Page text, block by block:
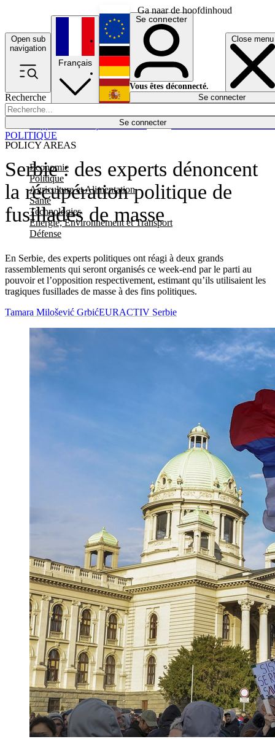
Ga naar de hoofdinhoud
Open sub
navigation
Close menu
Recherche
Se connecter
POLICY AREAS
Economie
Politique
Agriculture et Alimentation
Santé
Technologies
Energie, Environnement et Transport
Défense
Économie
Français
English
Deutsch
Español
Se connecter
Vous êtes déconnecté.
Se connecter
Serbie : des experts dénoncent
la récupération politique de
fusillades de masse
En Serbie, des experts politiques ont réagi à deux grands
rassemblements qui seront organisés ce week-end par le parti au
pouvoir et l’opposition respectivement, estimant qu’ils utilisaient les
tragiques fusillades de masse à des fins politiques.
POLITIQUE
Tamara Milošević GrbićEURACTIV Serbie